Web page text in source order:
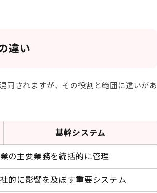
違い
同されますが、その役割と範囲に違いがあ
基幹システム
の主要業務を統括的に管理
的に影響を及ぼす重要システム